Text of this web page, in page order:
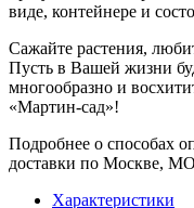
виде, контейнере и
Сажайте растения,
Пусть в Вашей жизни
многообразно и
«Мартин-сад»!
Подробнее о способах
доставки по Москве,
Характеристики